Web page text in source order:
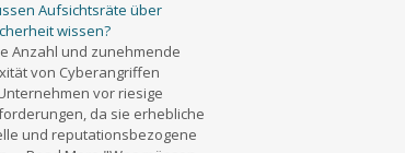
Aufsichtsräte über
wissen?
Anzahl und zunehmende
von Cyberangriffen
vor riesige
da sie erhebliche
und reputationsbezogene